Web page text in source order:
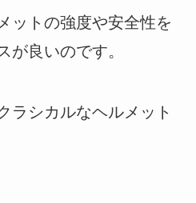
ットの強度や安全性を
が良いのです。
ラシカルなヘルメット